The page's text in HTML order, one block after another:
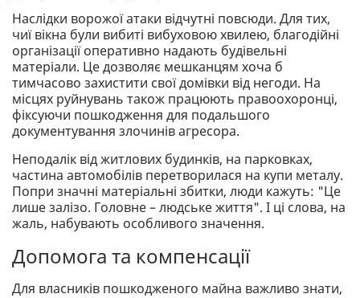
Наслідки ворожої атаки відчутні повсюди. Для тих,
чиї вікна були вибиті вибуховою хвилею, благодійні
організації оперативно надають будівельні
матеріали. Це дозволяє мешканцям хоча б
тимчасово захистити свої домівки від негоди. На
місцях руйнувань також працюють правоохоронці,
фіксуючи пошкодження для подальшого
документування злочинів агресора.
Неподалік від житлових будинків, на парковках,
частина автомобілів перетворилася на купи металу.
Попри значні матеріальні збитки, люди кажуть: "Це
лише залізо. Головне – людське життя". І ці слова, на
жаль, набувають особливого значення.
Допомога та компенсації
Для власників пошкодженого майна важливо знати,